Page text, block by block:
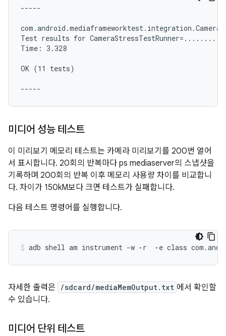
-----
Test results for
Time: 3.328
OK (11 tests)
미디어 성능 테스트
이 미리보기 메모리 테스트는 카메라 미리보기를 200번 열어
서 표시합니다. 20회의 반복마다 ps mediaserver의 스냅샷을
기록하며 200회의 반복 이후 메모리 사용량 차이를 비교합니
다. 차이가 150kM보다 크면 테스트가 실패합니다.
다음 테스트 명령어를 실행합니다.
자세한 출력은 /sdcard/mediaMemOutput.txt 에서 확인할
수 있습니다.
미디어 단위 테스트